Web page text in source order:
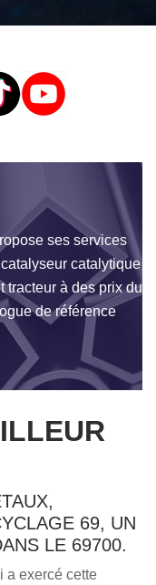
ses services
catalytique
tracteur à des prix du
de référence
69, UN
LE 69700.
a exercé cette